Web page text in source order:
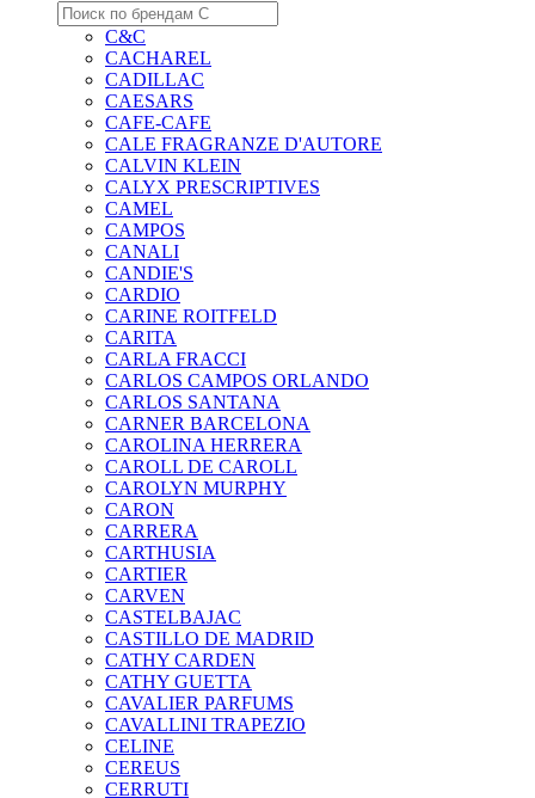
C&C
CACHAREL
CADILLAC
CAESARS
CAFE-CAFE
CALE FRAGRANZE D'AUTORE
CALVIN KLEIN
CALYX PRESCRIPTIVES
CAMEL
CAMPOS
CANALI
CANDIE'S
CARDIO
CARINE ROITFELD
CARITA
CARLA FRACCI
CARLOS CAMPOS ORLANDO
CARLOS SANTANA
CARNER BARCELONA
CAROLINA HERRERA
CAROLL DE CAROLL
CAROLYN MURPHY
CARON
CARRERA
CARTHUSIA
CARTIER
CARVEN
CASTELBAJAC
CASTILLO DE MADRID
CATHY CARDEN
CATHY GUETTA
CAVALIER PARFUMS
CAVALLINI TRAPEZIO
CELINE
CEREUS
CERRUTI